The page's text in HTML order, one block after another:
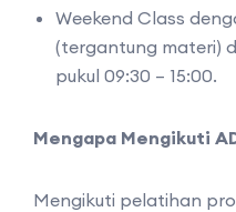
Weekend Class
(tergantung materi)
pukul 09:30 – 15:00.
Mengapa Mengikuti
Mengikuti pelatihan